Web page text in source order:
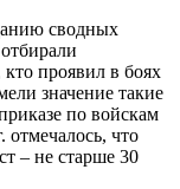
сводных
проявил в боях
значение такие
по войскам
отмечалось, что
– не старше 30